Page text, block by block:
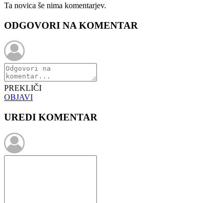
Ta novica še nima komentarjev.
ODGOVORI NA KOMENTAR
PREKLIČI
OBJAVI
UREDI KOMENTAR